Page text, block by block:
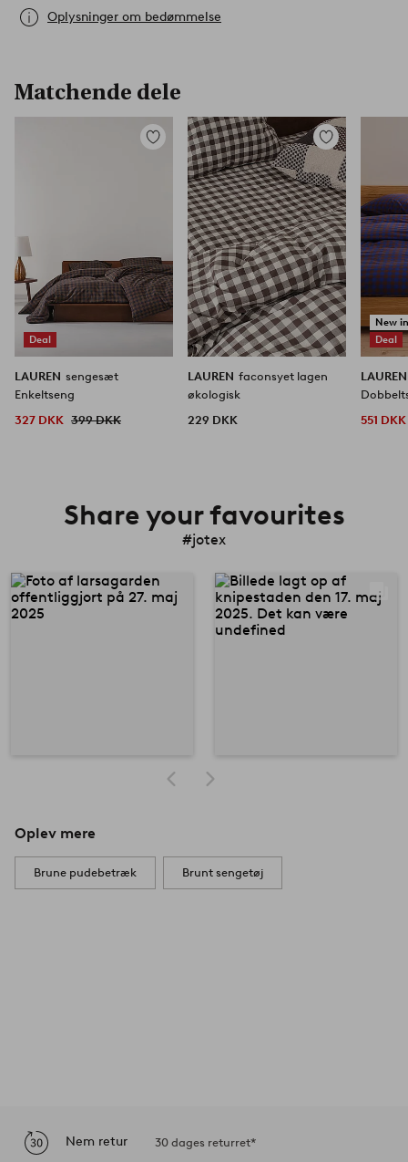
Oplysninger om bedømmelse
Matchende dele
Deal
Tilføj
favoritter
LAUREN sengesæt
Enkeltseng
327 DKK 399 DKK
Tilføj
til
favoritter
LAUREN faconsyet lagen
økologisk
229 DKK
New
Deal
551 DKK
Share your favourites
#jotex
Oplev mere
Brune pudebetræk Brunt sengetøj
Nem retur 30 dages returret*